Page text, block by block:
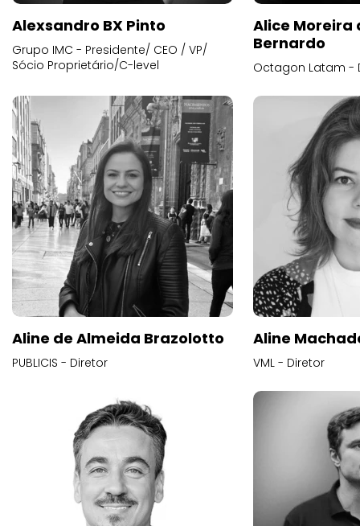
Alexsandro BX Pinto
Grupo IMC - Presidente/ CEO / VP/
Sócio Proprietário/C-level
Alice
Bernardo
Octagon Latam -
Aline de Almeida Brazolotto
PUBLICIS - Diretor
Aline
VML - Diretor